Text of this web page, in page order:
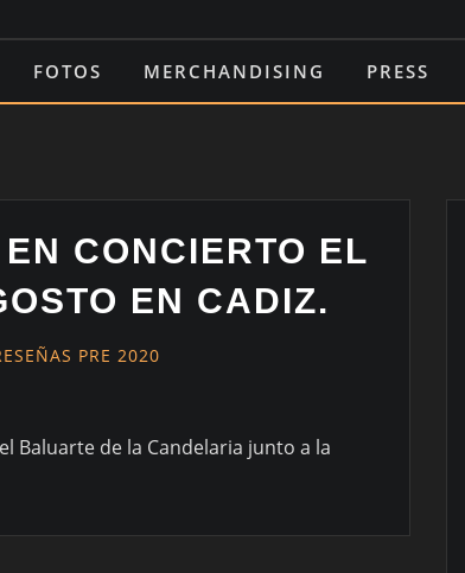
FOTOS MERCHANDISING PRESS
CONCIERTO EL
EN CADIZ.
PRE 2020
Baluarte de la Candelaria junto a la